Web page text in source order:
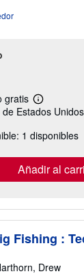
gratis
Más
información
las
tarifas
envío
Estados
1 disponibles
Añadir al
Fishing :
Drew